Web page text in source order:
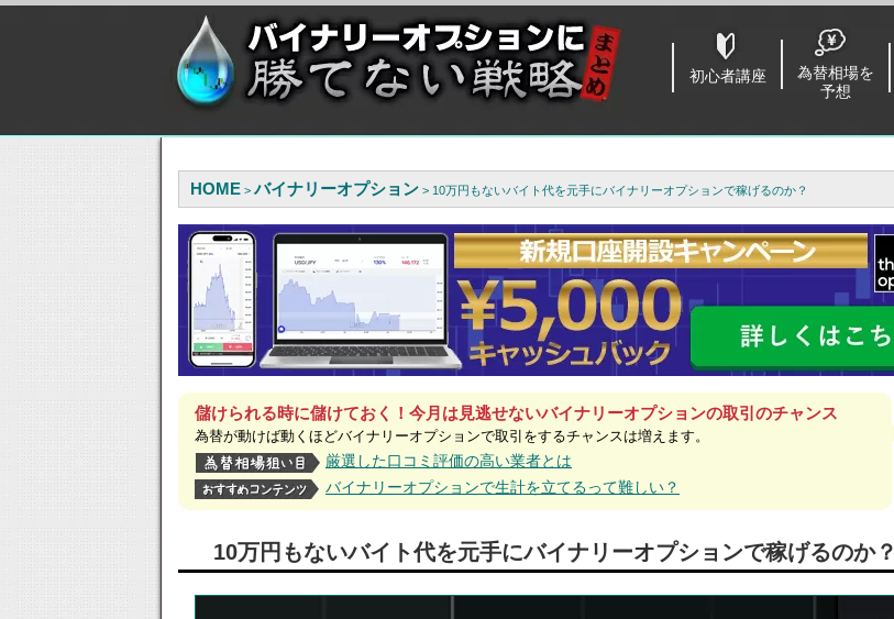
初心者講座
為替相場を
予想
HOME >バイナリーオプション > 10万円もないバイト代を元手にバイナリーオプションで稼げるのか？
儲けられる時に儲けておく！今月は見逃せないバイナリーオプションの取引のチャンス
為替が動けば動くほどバイナリーオプションで取引をするチャンスは増えます。
厳選した口コミ評価の高い業者とは
バイナリーオプションで生計を立てるって難しい？
10万円もないバイト代を元手にバイナリーオプションで稼げるのか？